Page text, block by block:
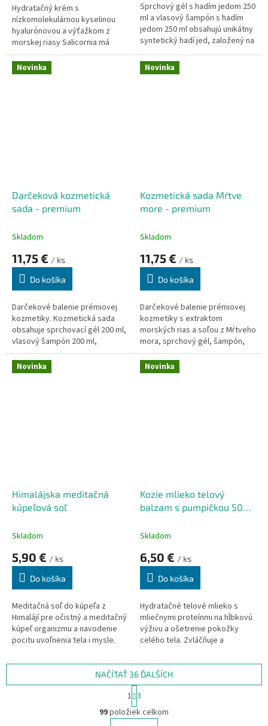
Hydratačný krém s
nízkomolekulárnou kyselinou
hyalurónovou a výťažkom z
morskej riasy Salicornia má
schopnosť dlhodobo a hĺbkovo
hydratovať pleť. Marhuľový a
malinový olej dostatočne pleť
Sprchový gél s hadím jedom 250
ml a vlasový šampón s hadím
jedom 250 ml obsahujú unikátny
syntetický hadí jed, založený na
tripeptidoch, ktoré majú
podobný účinok ako peptid v
jedu Chřestýšovce Waglerova.
Novinka
Darčeková kozmetická
sada - premium
Skladom
11,75 € / ks
Do košíka
Darčekové balenie prémiovej
kozmetiky. Kozmetická sada
obsahuje sprchovací gél 200 ml,
vlasový šampón 200 ml,
kúpeľová soľ 150 g a mydlo 30 g
s konopným olejom.
Novinka
Kozmetická sada Mŕtve
more - premium
Skladom
11,75 € / ks
Do košíka
Darčekové balenie prémiovej
kozmetiky s extraktom
morských rias a soľou z Mŕtveho
mora, sprchový gél, šampón,
mydlo a kúpeľová soľ. Nová
receptúra obsahuje extrakt
riasy a soľ z Mŕtveho mora.
Novinka
Himalájska meditačná
kúpeľová soľ
Skladom
5,90 € / ks
Do košíka
Meditačná soľ do kúpeľa z
Himalájípre očistný a meditačný
kúpeľ organizmu a navodenie
pocitu uvoľnenia tela i mysle.
rozpustite vo vode s teplotou
38 °C 3 - 4 polievkové lyžice soli.
Novinka
Kozie mlieko telový
balzam s pumpičkou 500
Skladom
6,50 € / ks
Do košíka
Hydratačné telové mlieko s
mliečnymi proteínmi na hĺbkovú
výživu a ošetrenie pokožky
celého tela. Zvláčňuje a
navracia ju stratenú jemnosť a
pružnosť. Nezanecháva pocit
mastnoty a príjemne vonia.
Použitie: aplikujte ráno a večer
na vopred očistenú pleť.
O
v
NAČÍTAŤ 36 ĎALŠÍCH
t
r
á
1 3
99položiek celkom